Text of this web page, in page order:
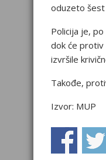
oduzeto šest
Policija je,
dok će
izvršile
Takođe,
Izvor: MUP